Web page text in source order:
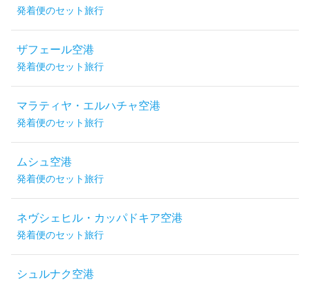
発着便のセット旅行
ザフェール空港
発着便のセット旅行
マラティヤ・エルハチャ空港
発着便のセット旅行
ムシュ空港
発着便のセット旅行
ネヴシェヒル・カッパドキア空港
発着便のセット旅行
シュルナク空港